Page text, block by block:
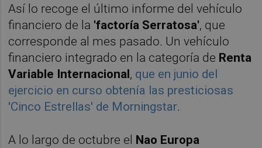
Así lo recoge el último informe del vehículo
financiero de la 'factoría Serratosa', que
corresponde al mes pasado. Un vehículo
financiero integrado en la categoría de Renta
Variable Internacional, que en junio del
ejercicio en curso obtenía las presticiosas
'Cinco Estrellas' de Morningstar.
A lo largo de octubre el Nao Europa